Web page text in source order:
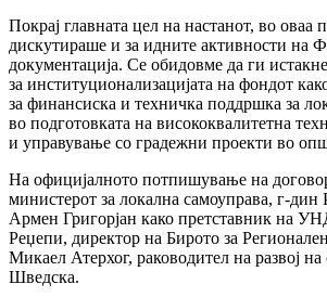
Покрај главната цел на настанот, во оваа
дискутираше и за идните активности на
документација. Се обидовме да ги
за институционализацијата на фондот
за финансиска и техничка поддршка за
во подготовката на висококвалитетна
и управување со градежни проекти во
На официјалното потпишување на
министерот за локална самоуправа, г-
Армен Григорјан како претставник на
Реџепи, директор на Бирото за
Микаел Атерхог, раководител на развој на
Шведска.